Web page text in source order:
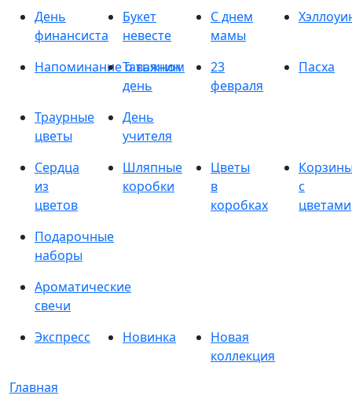
День
финансиста
Букет
невесте
С днем
мамы
Напоминание о важном
Татьянин
день
23
февраля
Пасха
Траурные
цветы
День
учителя
Сердца
из
цветов
Шляпные
коробки
Цветы
в
коробках
с
цветами
Подарочные
наборы
Ароматические
свечи
Экспресс
Новинка
Новая
коллекция
Главная